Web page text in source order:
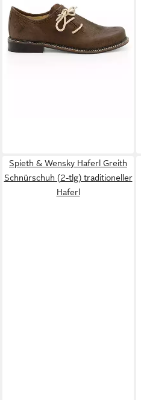
Spieth & Wensky Haferl Greith
Schnürschuh (2-tlg) traditioneller
Haferl